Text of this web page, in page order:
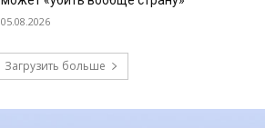
05.08.2026
Загрузить больше